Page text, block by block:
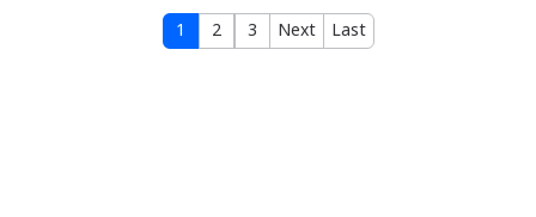
1 2 3 Next Last